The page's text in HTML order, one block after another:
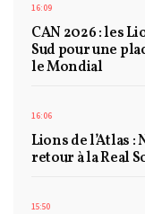
16:09
CAN 2026 : les
Sud pour une
le Mondial
16:06
Lions de l’Atlas :
retour à la Real
15:50